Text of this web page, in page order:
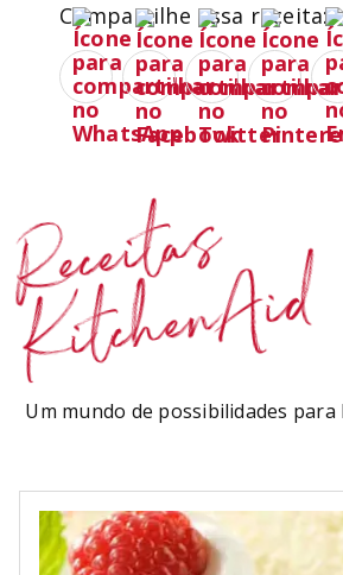
Compartilhe essa receita:
Receitas
KitchenAid
Um mundo de possibilidades